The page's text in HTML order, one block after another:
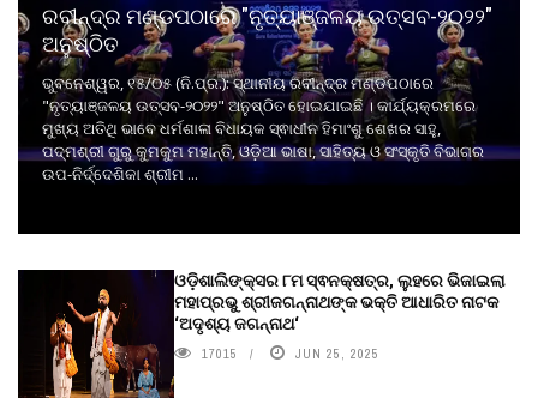
ରବୀନ୍ଦ୍ର ମଣ୍ଡପଠାରେ "ନୃତ୍ୟାଞ୍ଜଳୟ ଉତ୍ସବ-୨୦୨୨"
ଅନୁଷ୍ଠିତ
ଭୁବନେଶ୍ୱର, ୧୫/୦୫ (ନି.ପ୍ର.): ସ୍ଥାନୀୟ ରବୀନ୍ଦ୍ର ମଣ୍ଡପଠାରେ
"ନୃତ୍ୟାଞ୍ଜଳୟ ଉତ୍ସବ-୨୦୨୨" ଅନୁଷ୍ଠିତ ହୋଇଯାଇଛି । କାର୍ଯ୍ୟକ୍ରମରେ
ମୁଖ୍ୟ ଅତିଥି ଭାବେ ଧର୍ମଶାଳା ବିଧାୟକ ସ୍ଵାଧୀନ ହିମାଂଶୁ ଶେଖର ସାହୁ,
ପଦ୍ମଶ୍ରୀ ଗୁରୁ କୁମକୁମ ମହାନ୍ତି, ଓଡ଼ିଆ ଭାଷା, ସାହିତ୍ୟ ଓ ସଂସ୍କୃତି ବିଭାଗର
ଉପ-ନିର୍ଦ୍ଦେଶିକା ଶ୍ରୀମ ...
ଓଡ଼ିଶାଲିଙ୍କ୍ସର ୮ମ ସ୍ଵନକ୍ଷତ୍ର, ଲୁହରେ ଭିଜାଇଲା
ମହାପ୍ରଭୁ ଶ୍ରୀଜଗନ୍ନାଥଙ୍କ ଭକ୍ତି ଆଧାରିତ ନାଟକ
‘ଅଦୃଶ୍ୟ ଜଗନ୍ନାଥ‘
17015 JUN 25, 2025